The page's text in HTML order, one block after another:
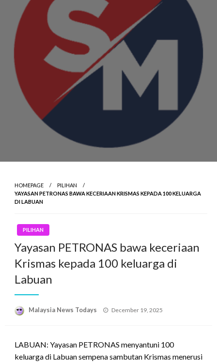
HOMEPAGE
PILIHAN
YAYASAN PETRONAS BAWA KECERIAAN KRISMAS KEPADA 100 KELUARGA
DI LABUAN
PILIHAN
Yayasan PETRONAS bawa keceriaan
Krismas kepada 100 keluarga di
Labuan
Malaysia News Todays
Posted
December 19, 2025
LABUAN: Yayasan PETRONAS menyantuni 100
keluarga di Labuan sempena sambutan Krismas menerusi